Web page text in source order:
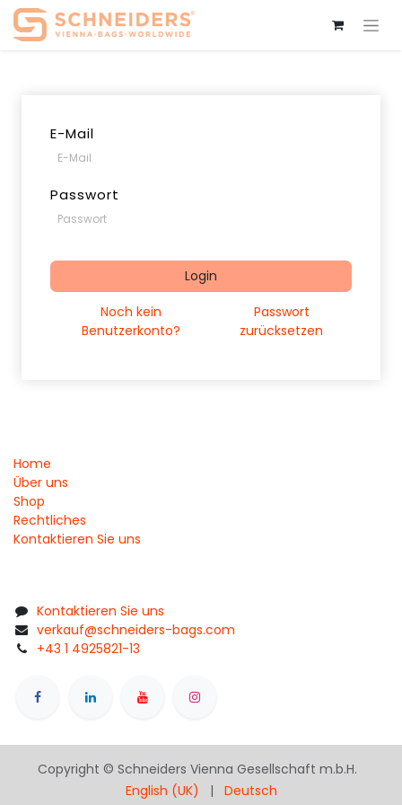
E-Mail
Passwort
Login
Noch kein
Benutzerkonto?
Passwort
zurücksetzen
Home
Über uns
Shop
Rechtliches
Kontaktieren Sie uns
Kontaktieren Sie uns
verkauf@schneiders-bags.com
+43 1 4925821-13
Copyright © Schneiders Vienna Gesellschaft m.b.H.
English (UK)
| Deutsch